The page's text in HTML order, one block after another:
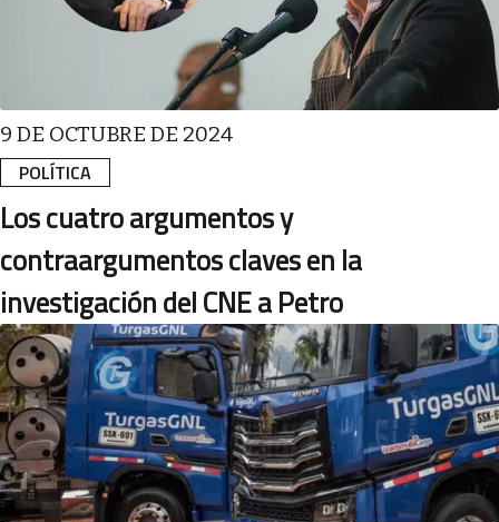
POLÍTICA
9 DE OCTUBRE DE 2024
Los cuatro argumentos y
contraargumentos claves en la
investigación del CNE a Petro